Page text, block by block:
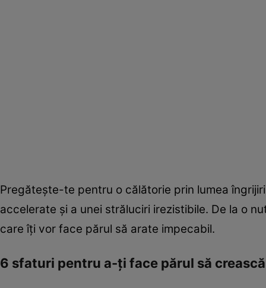
Pregătește-te pentru o călătorie prin lumea
accelerate și a unei străluciri irezistibile. De la o
care îți vor face părul să arate impecabil.
6 sfaturi pentru a-ți face părul să